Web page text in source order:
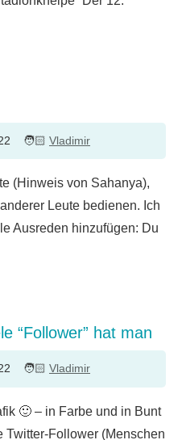
Vladimir
(Hinweis von Sahanya),
Leute bedienen. Ich
Ausreden hinzufügen: Du
“Follower” hat man
Vladimir
🙂 – in Farbe und in Bunt
Follower (Menschen